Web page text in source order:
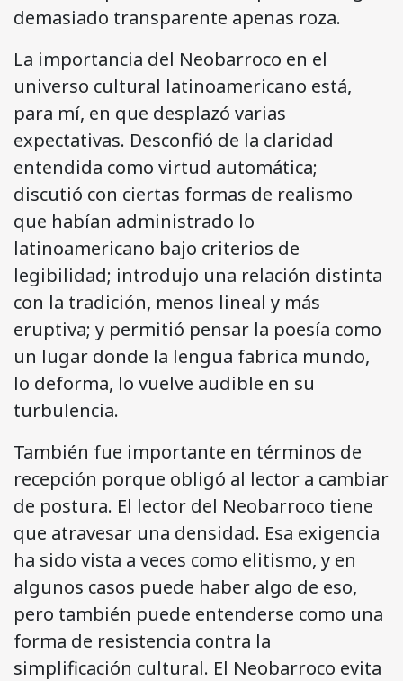
demasiado transparente apenas roza.
La importancia del Neobarroco en el
universo cultural latinoamericano está,
para mí, en que desplazó varias
expectativas. Desconfió de la claridad
entendida como virtud automática;
discutió con ciertas formas de realismo
que habían administrado lo
latinoamericano bajo criterios de
legibilidad; introdujo una relación distinta
con la tradición, menos lineal y más
eruptiva; y permitió pensar la poesía como
un lugar donde la lengua fabrica mundo,
lo deforma, lo vuelve audible en su
turbulencia.
También fue importante en términos de
recepción porque obligó al lector a cambiar
de postura. El lector del Neobarroco tiene
que atravesar una densidad. Esa exigencia
ha sido vista a veces como elitismo, y en
algunos casos puede haber algo de eso,
pero también puede entenderse como una
forma de resistencia contra la
simplificación cultural. El Neobarroco evita